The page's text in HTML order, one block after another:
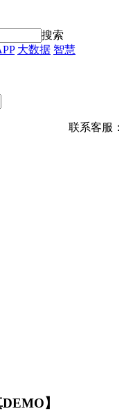
搜索
大数据 智慧
联系客服：
】